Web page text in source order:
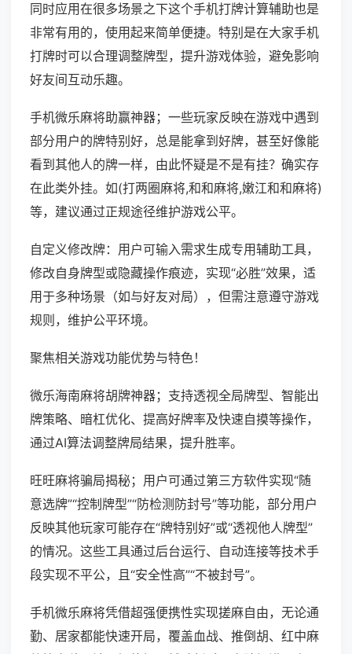
同时应用在很多场景之下这个手机打牌计算辅助也是
非常有用的，使用起来简单便捷。特别是在大家手机
打牌时可以合理调整牌型，提升游戏体验，避免影响
好友间互动乐趣。
手机微乐麻将助赢神器；一些玩家反映在游戏中遇到
部分用户的牌特别好，总是能拿到好牌，甚至好像能
看到其他人的牌一样，由此怀疑是不是有挂？确实存
在此类外挂。如(打两圈麻将,和和麻将,嫩江和和麻将)
等，建议通过正规途径维护游戏公平。
自定义修改牌：用户可输入需求生成专用辅助工具，
修改自身牌型或隐藏操作痕迹，实现“必胜”效果，适
用于多种场景（如与好友对局），但需注意遵守游戏
规则，维护公平环境。
聚焦相关游戏功能优势与特色！
微乐海南麻将胡牌神器；支持透视全局牌型、智能出
牌策略、暗杠优化、提高好牌率及快速自摸等操作，
通过AI算法调整牌局结果，提升胜率。
旺旺麻将骗局揭秘；用户可通过第三方软件实现“随
意选牌”“控制牌型”“防检测防封号”等功能，部分用户
反映其他玩家可能存在“牌特别好”或“透视他人牌型”
的情况。这些工具通过后台运行、自动连接等技术手
段实现不平公，且“安全性高”“不被封号”。
手机微乐麻将凭借超强便携性实现搓麻自由，无论通
勤、居家都能快速开局，覆盖血战、推倒胡、红中麻